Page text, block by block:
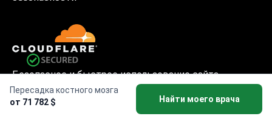
Пересадка костного мозга
от 71 782 $
Найти моего врача
Безопасное и быстрое использование сайта